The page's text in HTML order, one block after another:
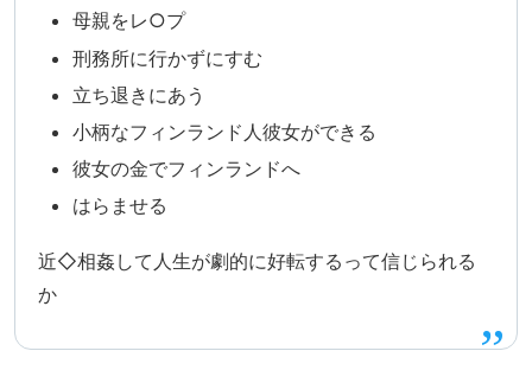
母親をレ○プ
刑務所に行かずにすむ
立ち退きにあう
小柄なフィンランド人彼女ができる
彼女の金でフィンランドへ
はらませる
近◇相姦して人生が劇的に好転するって信じられる
か